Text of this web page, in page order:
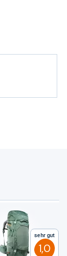
Sehr gut
1,0